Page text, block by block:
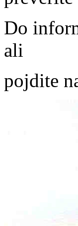
Do
ali
pojdite